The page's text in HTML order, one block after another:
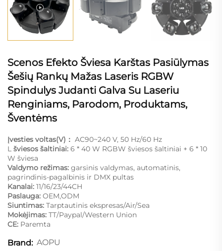
Scenos Efekto Šviesa Karštas Pasiūlymas
Šešių Rankų Mažas Laseris RGBW
Spindulys Judanti Galva Su Laseriu
Renginiams, Parodom, Produktams,
Šventėms
Įvesties voltas(V)： AC90~240 V, 50 Hz/60 Hz
L šviesos šaltiniai: 6 * 40 W RGBW šviesos šaltiniai + 6 * 10
W šviesa
Valdymo režimas: garsinis valdymas, automatinis,
pagrindinis-pagalbinis ir DMX pultas
Kanalai: 11/16/23/44CH
Paslauga: OEM,ODM
Siuntimas: Tarptautinis ekspresas/Air/Sea
Mokėjimas: TT/Paypal/Western Union
CE: Paremta
Brand: AOPU